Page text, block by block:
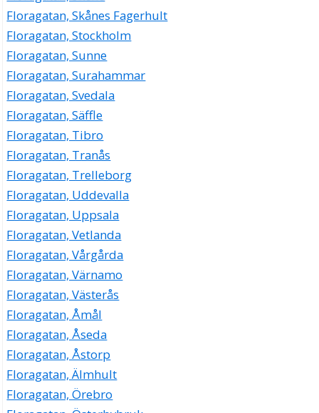
Floragatan, Skånes Fagerhult
Floragatan, Stockholm
Floragatan, Sunne
Floragatan, Surahammar
Floragatan, Svedala
Floragatan, Säffle
Floragatan, Tibro
Floragatan, Tranås
Floragatan, Trelleborg
Floragatan, Uddevalla
Floragatan, Uppsala
Floragatan, Vetlanda
Floragatan, Vårgårda
Floragatan, Värnamo
Floragatan, Västerås
Floragatan, Åmål
Floragatan, Åseda
Floragatan, Åstorp
Floragatan, Älmhult
Floragatan, Örebro